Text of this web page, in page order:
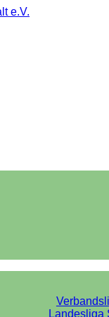
Landesliga